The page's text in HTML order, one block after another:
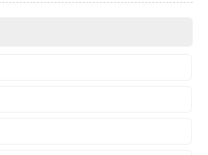
不動産買取：基本知識と選び方ガイド